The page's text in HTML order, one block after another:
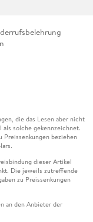
die das Lesen aber nicht
als solche gekennzeichnet.
Preissenkungen beziehen
dieser Artikel
Die jeweils zutreffende
zu Preissenkungen
an den Anbieter der